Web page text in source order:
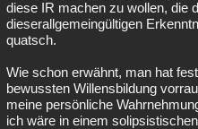
diese IR machen zu wollen, die
dieserallgemeingültigen
quatsch.
Wie schon erwähnt, man hat
bewussten Willensbildung
meine persönliche
ich wäre in einem